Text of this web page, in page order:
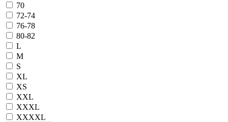
70
72-74
76-78
80-82
L
M
S
XL
XS
XXL
XXXL
XXXXL